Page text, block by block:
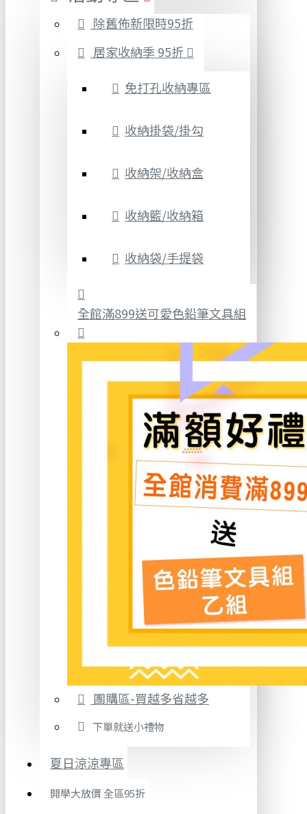
除舊佈新限時95折
居家收納季 95折
免打孔收納專區
收納掛袋/掛勾
收納架/收納盒
收納籃/收納箱
收納袋/手提袋
全館滿899送可愛色鉛筆文具組
團購區-買越多省越多
下單就送小禮物
夏日涼涼專區
開學大放價 全區95折